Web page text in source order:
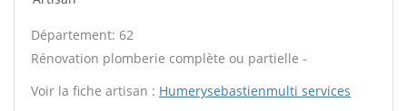
Département: 62
Rénovation plomberie complète ou partielle -
Voir la fiche artisan : Humerysebastienmulti services